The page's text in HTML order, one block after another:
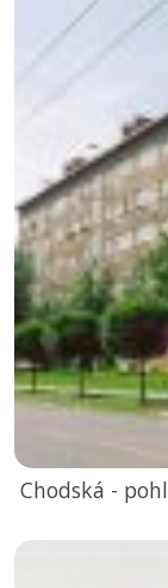
Chodská -